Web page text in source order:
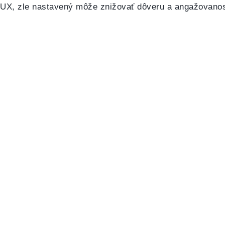
UX, zle nastavený môže znižovať dôveru a